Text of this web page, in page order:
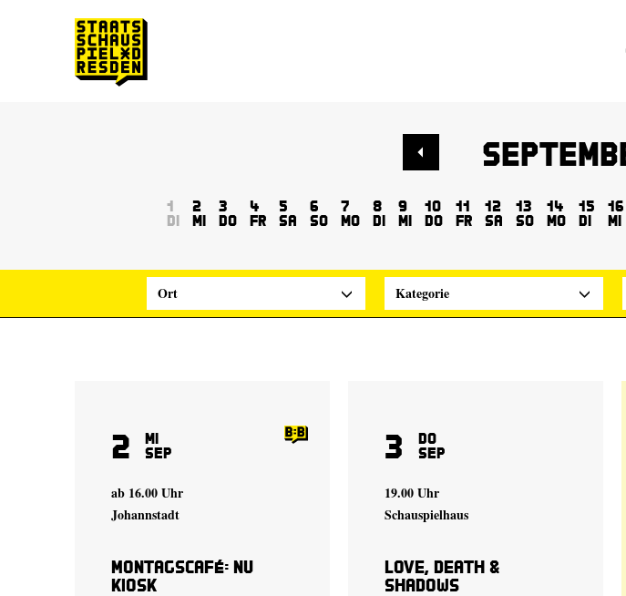
1
Di
2
Mi
3
Do
4
Fr
5
Sa
6
So
7
Mo
8
Di
9
Mi
10
Do
11
Fr
12
Sa
13
So
14
Mo
15
Di
16
Mi
Ort Kategorie
2 Mi
Sep
ab 16.00 Uhr
Johannstadt
Montagscafé: Nu
Kiosk
3 Do
Sep
19.00 Uhr
Schauspielhaus
Love, Death &
Shadows